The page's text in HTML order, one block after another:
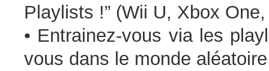
Playlists !” (Wii U, Xbox
• Entrainez-vous via les
vous dans le monde